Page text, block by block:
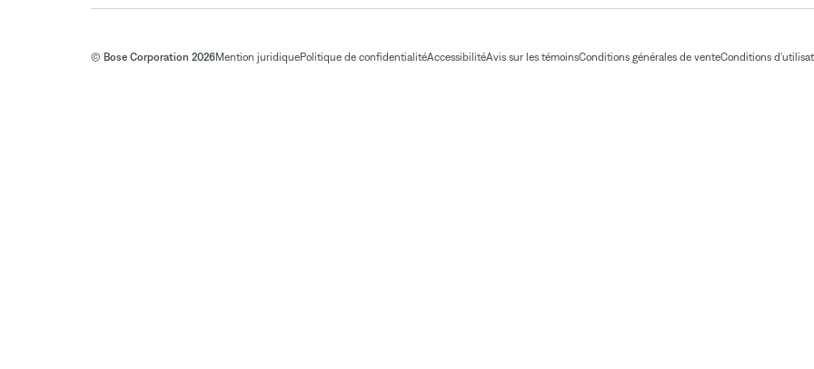
© Bose Corporation 2026Mention juridiquePolitique de confidentialitéAccessibilitéAvis sur les témoinsConditions générales de venteConditions